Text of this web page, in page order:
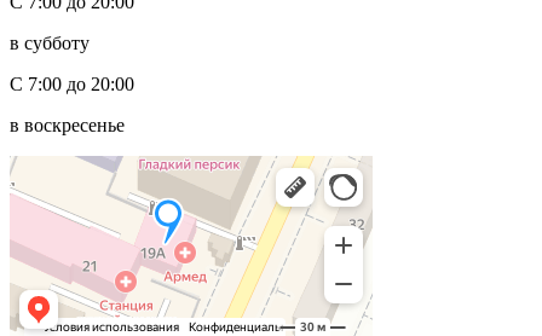
в субботу
С 7:00 до 20:00
в воскресенье